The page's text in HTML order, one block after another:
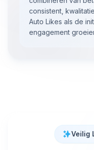
consistent,
Auto Likes als de
engagement
Veilig